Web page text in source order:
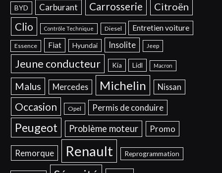
BYD Carburant Carrosserie Citroën
Clio Contrôle Technique Diesel Entretien voiture
Essence Fiat Hyundai Insolite Jeep
Jeune conducteur Kia Lidl Macron
Malus Mercedes Michelin Nissan
Occasion Opel Permis de conduire
Peugeot Problème moteur Promo
Remorque Renault Reprogrammation